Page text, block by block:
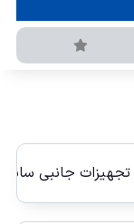
تجهیزات جانبی